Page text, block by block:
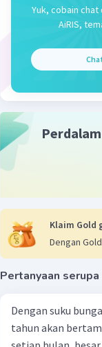
Beri
Yuk, cobain
AiRIS,
Klaim Gold
Dengan
Pertanyaan serupa
Dengan suku
tahun akan